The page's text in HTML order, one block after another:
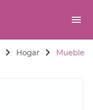
menu
Hogar
Mueble